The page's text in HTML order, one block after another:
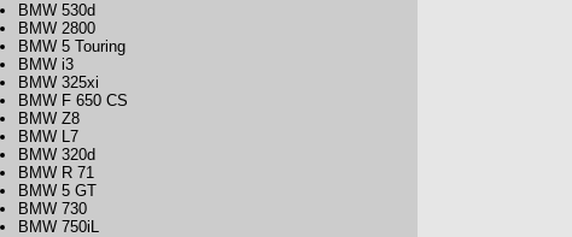
BMW 530d
BMW 2800
BMW 5 Touring
BMW i3
BMW 325xi
BMW F 650 CS
BMW Z8
BMW L7
BMW 320d
BMW R 71
BMW 5 GT
BMW 730
BMW 750iL